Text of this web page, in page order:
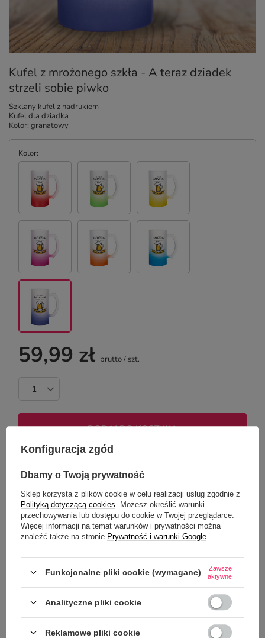
Kufel z mrożonego szkła - A teraz dziadek
strzeli sobie piwko
Szklany kufel z nadrukiem
Kufel dla dziadka
Kolor: granatowy
Kolor
59,99 zł brutto/ szt.
DODAJ DO KOSZYKA
Tania i szybka dostawa
Bezpieczne zakupy
SZCZEGÓŁOWE DANE
(0)
Konfiguracja zgód
Dbamy o Twoją prywatność
Sklep korzysta z plików cookie w celu realizacji usług zgodnie z
Polityką dotyczącą cookies . Możesz określić warunki
przechowywania lub dostępu do cookie w Twojej przeglądarce.
Więcej informacji na temat warunków i prywatności można
znaleźć także na stronie Prywatność i warunki Google
Funkcjonalne pliki cookie (wymagane)
Zawsze
aktywne
Analityczne pliki cookie
Reklamowe pliki cookie